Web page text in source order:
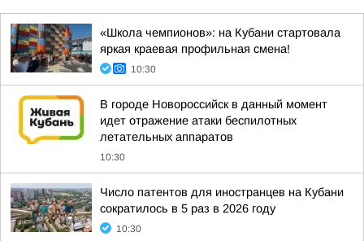
«Школа чемпионов»: на Кубани стартовала
яркая краевая профильная смена!
10:30
В городе Новороссийск в данный момент
идет отражение атаки беспилотных
летательных аппаратов
10:30
Число патентов для иностранцев на Кубани
сократилось в 5 раз в 2026 году
10:30